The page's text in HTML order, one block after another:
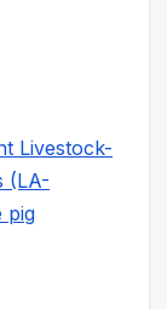
Livestock-
(LA-
pig